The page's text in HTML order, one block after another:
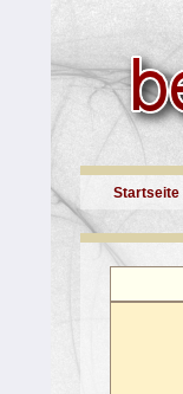
Startseite